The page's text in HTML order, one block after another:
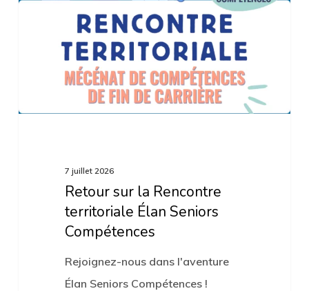
Rencontre
7 juillet 2026
Retour sur la Rencontre
territoriale Élan Seniors
Compétences
Rejoignez-nous dans l'aventure
Élan Seniors Compétences !